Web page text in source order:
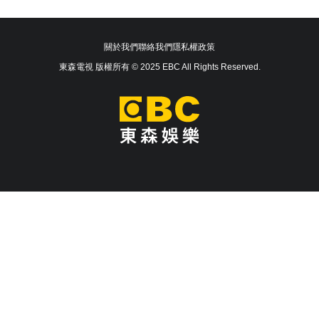
關於我們聯絡我們隱私權政策
東森電視 版權所有 © 2025 EBC All Rights Reserved.